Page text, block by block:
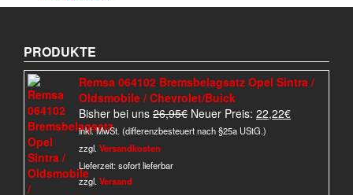
PRODUKTE
Remsa 064102 Bremsbelagsatz Opel Sintra /
Oldsmobile / Chevrolet/Buick
Bisher bei uns 26,95€ Ursprünglicher
Preis
Neuer Preis: 22,22€Aktueller
inkl. MwSt. (differenzbesteuert nach §25a UStG.)
zzgl. Versandkosten
Lieferzeit:sofort lieferbar
zzgl. Versand